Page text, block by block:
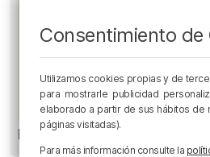
Los Motes del Athletic
Consentimiento de
Utilizamos cookies propias y de
para mostrarle publicidad
elaborado a partir de sus hábitos de
páginas visitadas).
Para más información consulte la